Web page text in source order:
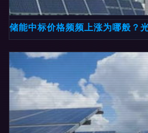
储能中标价格频频上涨为哪般？